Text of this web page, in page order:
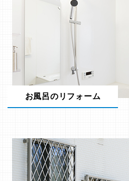
お風呂のリフォーム